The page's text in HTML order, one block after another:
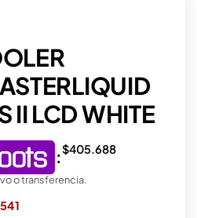
II LCD WHITE
:$405.688
o transferencia.